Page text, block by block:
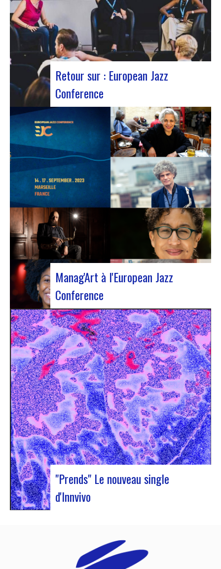
Retour sur : European Jazz
Conference
Participants à l’European Jazz Conférence
L’European Jazz Conférence constitue un
événement majeur réunissant chaque année des
experts du jazz, notamment des promoteurs, des
gestionnaires culturels, des agents et des
organismes de soutien nationaux ou régionaux.
Cette année l’évènement s’est installé à Marseille
pour 3 jours…
Manag'Art à l'European Jazz
Conference
Du 15 au 17 septembre, nous participerons à
l’European Jazz Conference à Marseille. Cette
année, la conférence sera focalisée sur le thème
« Illuminations ». Au programme, showcases,
conférences et échanges. Accompagnée de Jan
Ole Otnæs (EJN honorary member, NO) et de
Sophie Blussé (Music Meeting, NL), Judyth…
"Prends" Le nouveau single
d'Innvivo
vous permet de vous plonger dans l’univers
humaniste & mélancolique du duo bordelais. Ce